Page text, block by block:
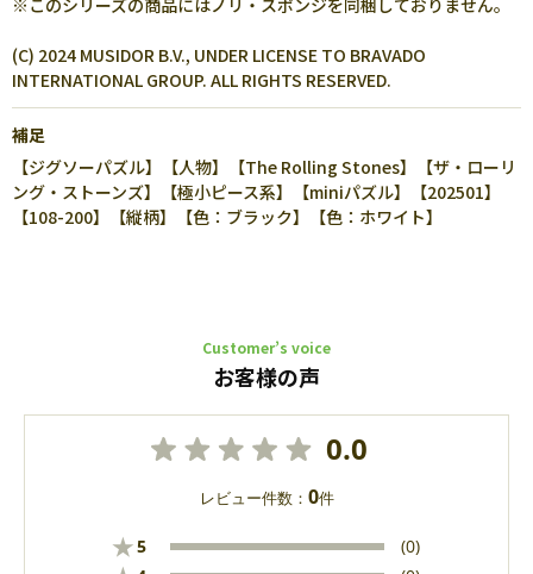
※このシリーズの商品にはノリ・スポンジを同梱しておりません。
(C) 2024 MUSIDOR B.V., UNDER LICENSE TO BRAVADO
INTERNATIONAL GROUP. ALL RIGHTS RESERVED.
補足
【ジグソーパズル】【人物】【The Rolling Stones】【ザ・ローリ
ング・ストーンズ】【極小ピース系】【miniパズル】【202501】
【108-200】【縦柄】【色：ブラック】【色：ホワイト】
Customer’s voice
お客様の声
0.0
レビュー件数： 0件
★5 (0)